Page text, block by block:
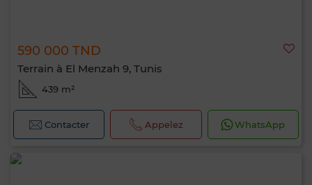
590 000 TND
Terrain à El Menzah 9, Tunis
439 m²
Contacter Appelez WhatsApp